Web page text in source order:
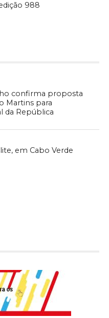
988
confirma proposta
Martins para
da República
em Cabo Verde